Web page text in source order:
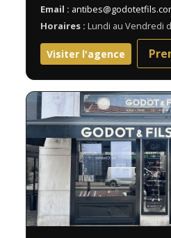
Email :
Horaires : Lundi au Vendredi
Visiter l'agence